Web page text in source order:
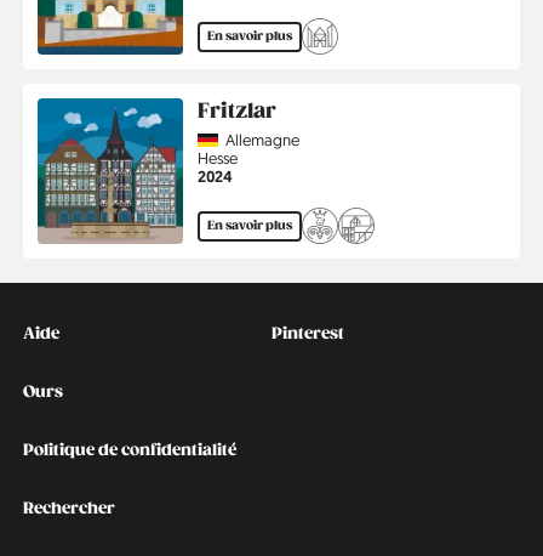
En savoir plus
Fritzlar
CountryAllemagne
Région
Hesse
Année
2024
En savoir plus
Kontakt
Aide
Ours
Politique de confidentialité
Rechercher
Social
Pinterest